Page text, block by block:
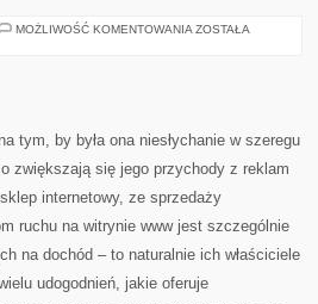
MOŻLIWOŚĆ KOMENTOWANIA JAK
ZOSTAŁA
tym, by była ona niesłychanie w szeregu
zwiększają się jego przychody z reklam
internetowy, ze sprzedaży
ruchu na witrynie www jest szczególnie
na dochód – to naturalnie ich właściciele
udogodnień, jakie oferuje